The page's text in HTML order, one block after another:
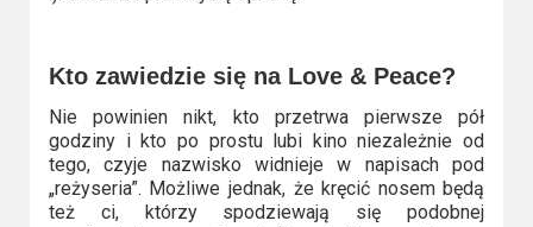
Kto zawiedzie się na Love & Peace?
Nie powinien nikt, kto przetrwa pierwsze pół
godziny i kto po prostu lubi kino niezależnie od
tego, czyje nazwisko widnieje w napisach pod
„reżyseria”. Możliwe jednak, że kręcić nosem będą
też ci, którzy spodziewają się podobnej